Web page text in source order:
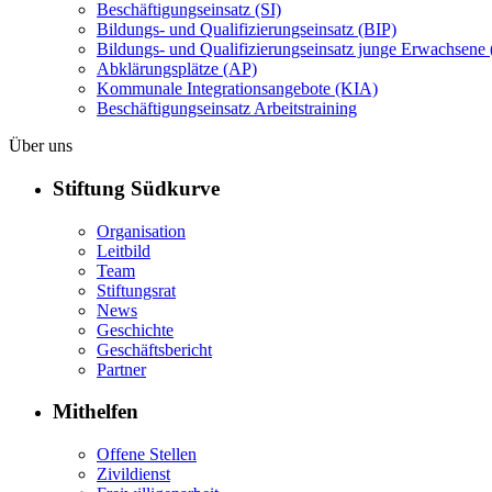
Beschäftigungseinsatz (SI)
Bildungs- und Qualifizierungseinsatz (BIP)
Bildungs- und Qualifizierungseinsatz junge Erwachsene
Abklärungsplätze (AP)
Kommunale Integrationsangebote (KIA)
Beschäftigungseinsatz Arbeitstraining
Über uns
Stiftung Südkurve
Organisation
Leitbild
Team
Stiftungsrat
News
Geschichte
Geschäftsbericht
Partner
Mithelfen
Offene Stellen
Zivildienst